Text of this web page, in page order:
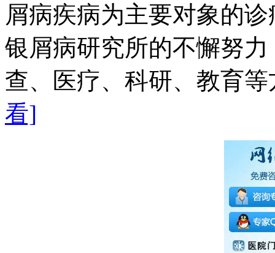
屑病疾病为主要对象的
银屑病研究所的不懈努
查、医疗、科研、教育
看]